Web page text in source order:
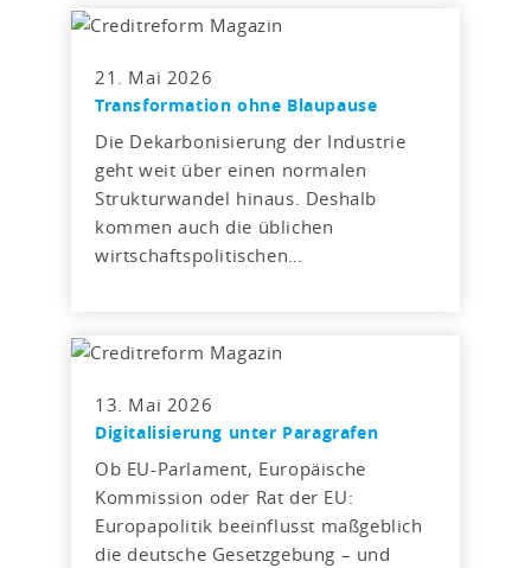
21. Mai 2026
Transformation ohne Blaupause
Die Dekarbonisierung der Industrie
geht weit über einen normalen
Strukturwandel hinaus. Deshalb
kommen auch die üblichen
wirtschaftspolitischen…
13. Mai 2026
Digitalisierung unter Paragrafen
Ob EU-Parlament, Europäische
Kommission oder Rat der EU:
Europapolitik beeinflusst maßgeblich
die deutsche Gesetzgebung – und